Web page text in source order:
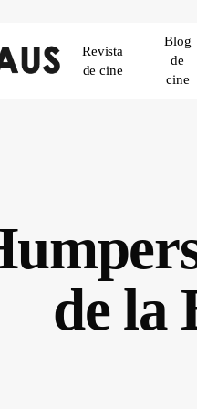
Revista
de cine
Blog
de
cine
de la